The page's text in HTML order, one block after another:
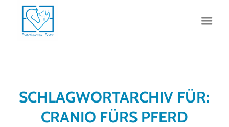
SCHLAGWORTARCHIV FÜR:
CRANIO FÜRS PFERD